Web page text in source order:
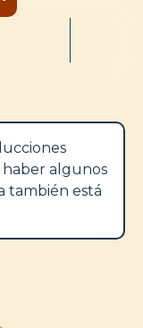
algunos
también está